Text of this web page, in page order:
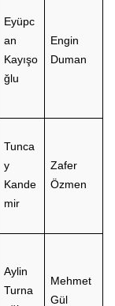
Eyüpc
an
Kayışo
ğlu
Engin
Duman
Tunca
y
Kande
mir
Zafer
Özmen
Aylin
Turna
Mehmet
Gül